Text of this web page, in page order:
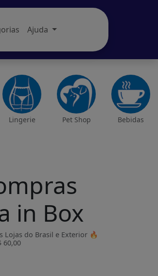
Ajuda
Lingerie Pet Shop Bebidas
in Box
Lojas do Brasil e Exterior 🔥
60,00